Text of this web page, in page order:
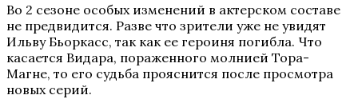
Во 2 сезоне особых изменений в актерском составе
не предвидится. Разве что зрители уже не увидят
Ильву Бьоркасс, так как ее героиня погибла. Что
касается Видара, пораженного молнией Тора-
Магне, то его судьба прояснится после просмотра
новых серий.